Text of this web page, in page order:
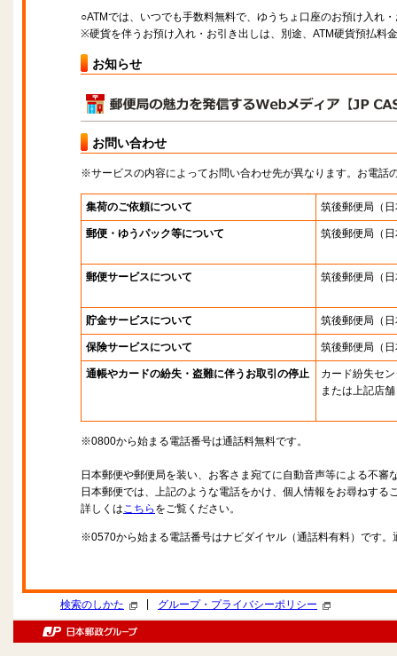
○ATMでは、いつでも手数料無料で、ゆうちょ口座のお預け入れ
※硬貨を伴うお預け入れ・お引き出しは、別途、ATM硬貨預払料
お知らせ
お問い合わせ
※サービスの内容によってお問い合わせ先が異なります。お電話
集荷のご依頼について 筑後郵便局 （
郵便・ゆうパック等について 筑後郵便局 （
郵便サービスについて 筑後郵便局 （
貯金サービスについて 筑後郵便局 （
保険サービスについて 筑後郵便局 （
通帳やカードの紛失・盗難に伴うお取引の停止
カード紛失セ
または上記店舗
※0800から始まる電話番号は通話料無料です。
日本郵便や郵便局を装い、お客さま宛てに自動音声等による不審
日本郵便では、上記のような電話をかけ、個人情報をお尋ねする
詳しくはこちら をご覧ください。
※0570から始まる電話番号はナビダイヤル（通話料有料）です
検索のしかた グループ・プライバシーポリシー